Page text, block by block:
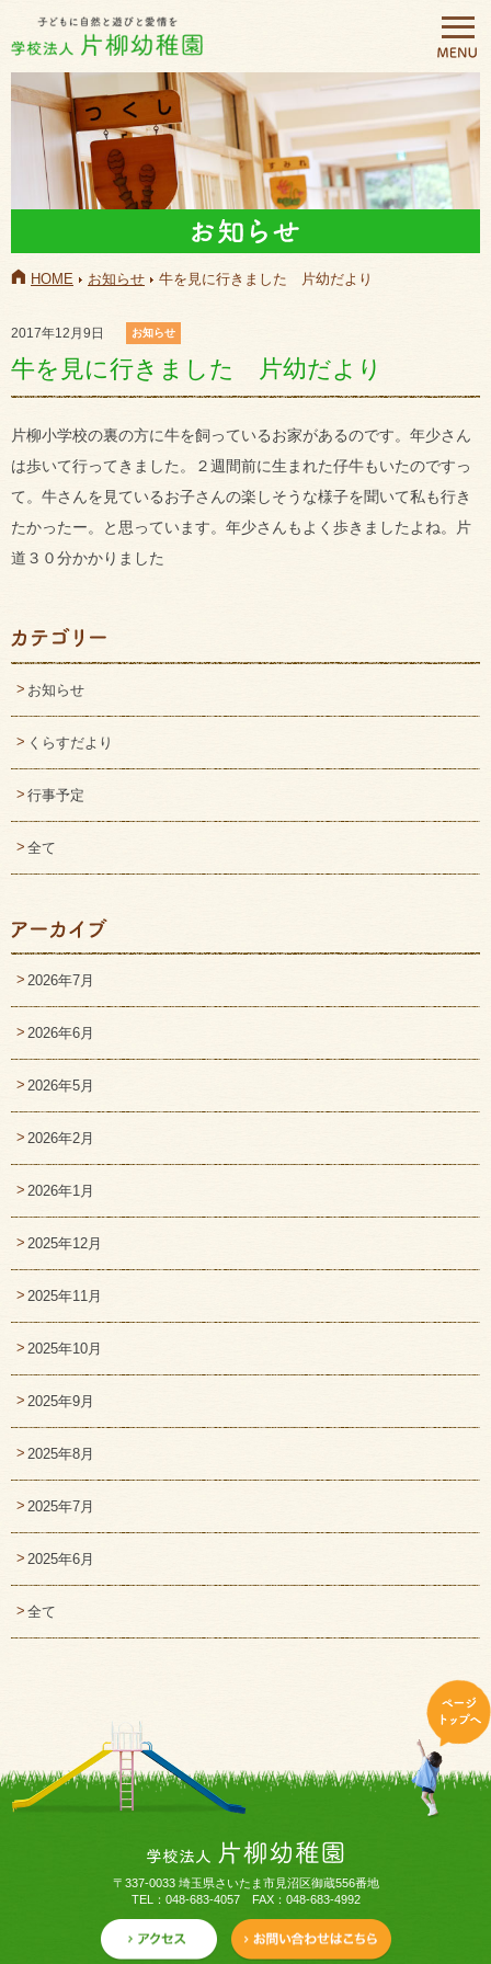
HOME お知らせ 牛を見に行きました 片幼だより
2017年12月9日 お知らせ
牛を見に行きました 片幼だより
片柳小学校の裏の方に牛を飼っているお家があるのです。年少さん
は歩いて行ってきました。２週間前に生まれた仔牛もいたのですっ
て。牛さんを見ているお子さんの楽しそうな様子を聞いて私も行き
たかったー。と思っています。年少さんもよく歩きましたよね。片
道３０分かかりました
お知らせ
くらすだより
行事予定
全て
2026年7月
2026年6月
2026年5月
2026年2月
2026年1月
2025年12月
2025年11月
2025年10月
2025年9月
2025年8月
2025年7月
2025年6月
全て
〒337-0033 埼玉県さいたま市見沼区御蔵556番地
TEL：048-683-4057 FAX：048-683-4992